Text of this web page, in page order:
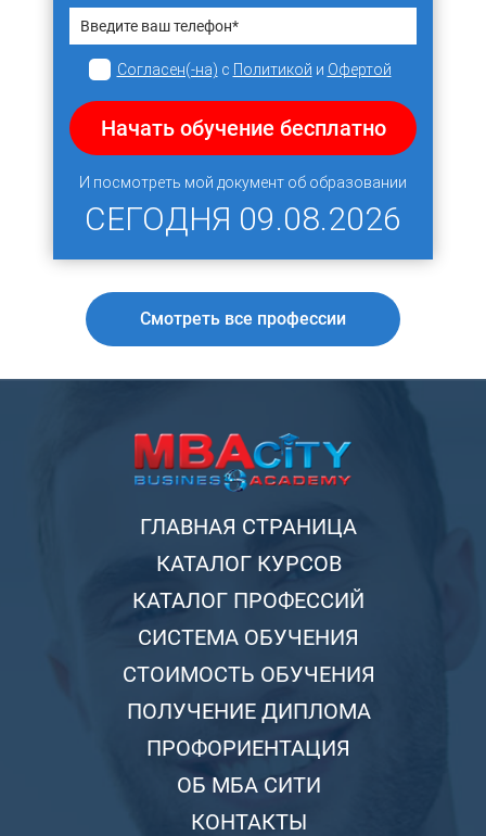
Согласен(-на) с Политикой и Офертой
Начать обучение бесплатно
И посмотреть мой документ об образовании
СЕГОДНЯ 09.08.2026
Смотреть все профессии
ГЛАВНАЯ СТРАНИЦА
КАТАЛОГ КУРСОВ
КАТАЛОГ ПРОФЕССИЙ
СИСТЕМА ОБУЧЕНИЯ
СТОИМОСТЬ ОБУЧЕНИЯ
ПОЛУЧЕНИЕ ДИПЛОМА
ПРОФОРИЕНТАЦИЯ
ОБ МБА СИТИ
КОНТАКТЫ